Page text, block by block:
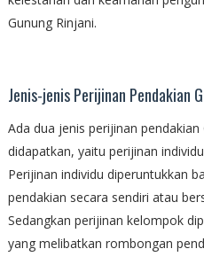
Gunung Rinjani.
Jenis-jenis Perijinan Pendakian
Ada dua jenis perijinan pendakian
didapatkan, yaitu perijinan
Perijinan individu diperuntukkan
pendakian secara sendiri atau
Sedangkan perijinan kelompok
yang melibatkan rombongan